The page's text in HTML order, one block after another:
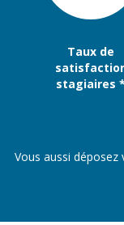
Taux de
stagiaires *
Vous aussi déposez